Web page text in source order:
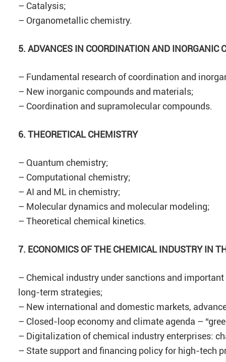
– Catalysis;
– Organometallic chemistry.
5. ADVANCES IN COORDINATION AND INORGANIC
– Fundamental research of coordination and
– New inorganic compounds and materials;
– Coordination and supramolecular compounds.
6. THEORETICAL CHEMISTRY
– Quantum chemistry;
– Computational chemistry;
– AI and ML in chemistry;
– Molecular dynamics and molecular modeling;
– Theoretical chemical kinetics.
7. ECONOMICS OF THE CHEMICAL INDUSTRY IN
– Chemical industry under sanctions and
long-term strategies;
– New international and domestic markets,
– Closed-loop economy and climate agenda –
– Digitalization of chemical industry enterprises:
– State support and financing policy for high-tech